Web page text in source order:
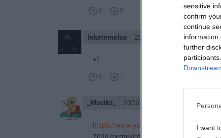
sensitive
confirm
continue
information
further
I want
0 0
feketemelos 2026. 04. 16. 10:51
+1
0 1
_Macika_ 2026. 04. 16. 10:38
https://www.youtube.com/